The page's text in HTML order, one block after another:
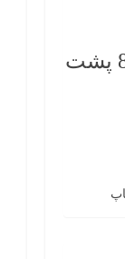
مشخصات لیبل 100 در 80 پشت